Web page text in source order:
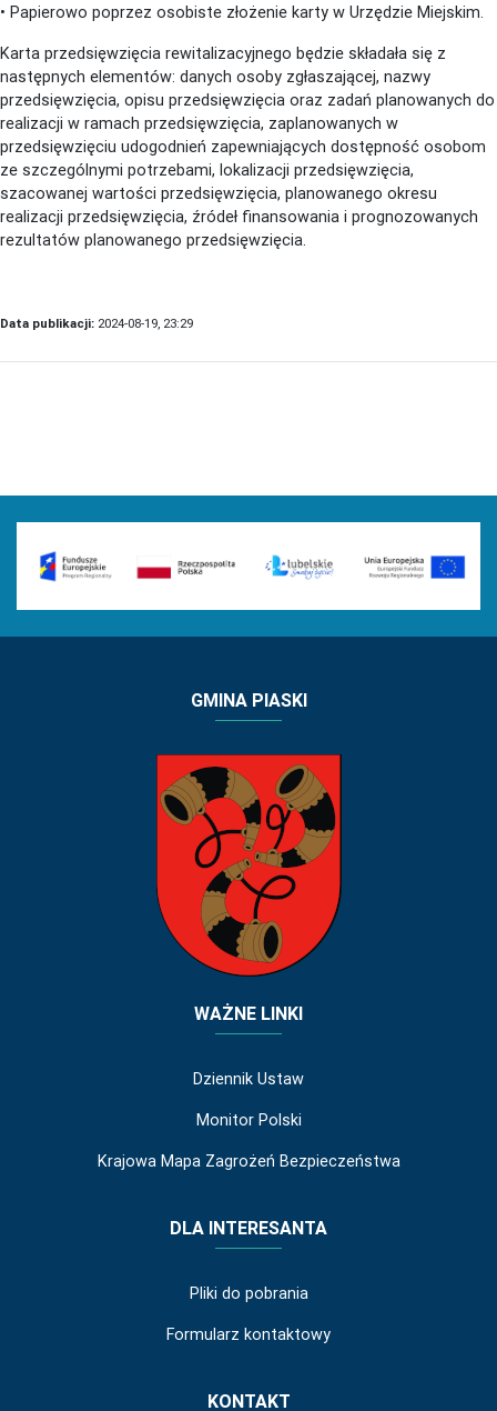
• Papierowo poprzez osobiste złożenie karty w Urzędzie Miejskim.
Karta przedsięwzięcia rewitalizacyjnego będzie składała się z
następnych elementów: danych osoby zgłaszającej, nazwy
przedsięwzięcia, opisu przedsięwzięcia oraz zadań planowanych do
realizacji w ramach przedsięwzięcia, zaplanowanych w
przedsięwzięciu udogodnień zapewniających dostępność osobom
ze szczególnymi potrzebami, lokalizacji przedsięwzięcia,
szacowanej wartości przedsięwzięcia, planowanego okresu
realizacji przedsięwzięcia, źródeł finansowania i prognozowanych
rezultatów planowanego przedsięwzięcia.
Data publikacji: 2024-08-19, 23:29
GMINA PIASKI
WAŻNE LINKI
Dziennik Ustaw
Monitor Polski
Krajowa Mapa Zagrożeń Bezpieczeństwa
DLA INTERESANTA
Pliki do pobrania
Formularz kontaktowy
KONTAKT